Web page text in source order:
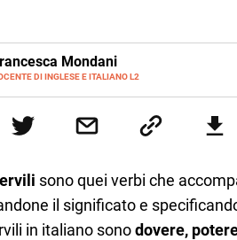
Mondani
DI INGLESE E ITALIANO L2
e contenuti per il web. Amo i saggi
sono quei verbi che
il significato e
in italiano sonodovere,